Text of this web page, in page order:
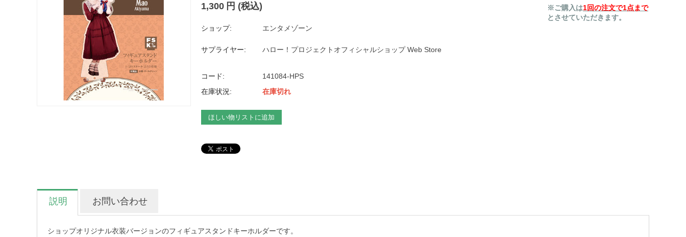
※ご購入は1回の注文で1点まで
とさせていただきます。
1,300 円 (税込)
ショップ: エンタメゾーン
サプライヤー: ハロー！プロジェクトオフィシャルショップ Web Store
コード:
141084-HPS
在庫状況:
在庫切れ
ほしい物リストに追加
説明 お問い合わせ
ショップオリジナル衣装バージョンのフィギュアスタンドキーホルダーです。